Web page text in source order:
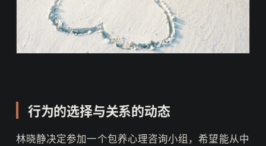
行为的选择与关系的动态
林晓静决定参加一个包养心理咨询小组，希望能从中